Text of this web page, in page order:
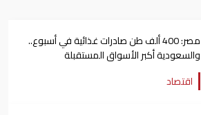
مصر: 400 ألف طن صادرات غذائية في أسبوع..
والسعودية أكبر الأسواق المستقبلة
اقتصاد